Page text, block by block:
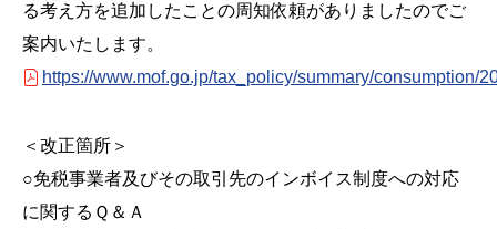
る考え方を追加したことの周知依頼がありましたのでご
案内いたします。
https://www.mof.go.jp/tax_policy/summary/consumption/
＜改正箇所＞
○免税事業者及びその取引先のインボイス制度への対応
に関するＱ＆Ａ